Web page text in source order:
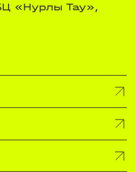
«Нурлы Тау»,